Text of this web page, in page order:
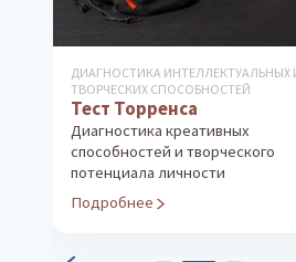
ДИАГНОСТИКА ИНТЕЛЛЕКТУАЛЬНЫХ
ТВОРЧЕСКИХ СПОСОБНОСТЕЙ
Тест Торренса
Диагностика креативных
способностей и творческого
потенциала личности
Подробнее